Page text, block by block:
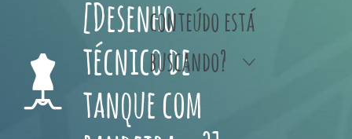
conteúdo está
buscando?
[Desenho
técnico de
tanque com